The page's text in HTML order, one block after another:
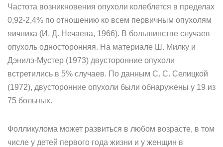
Частота возникновения опухоли колеблется в пределах
0,92-2,4% по отношению ко всем первичным опухолям
яичника (И. Д. Нечаева, 1966). В большинстве случаев
опухоль односторонняя. На материале Ш. Милку и
Дэнилэ-Мустер (1973) двусторонние опухоли
встретились в 5% случаев. По данным С. С. Селицкой
(1972), двусторонние опухоли были обнаружены у 19 из
75 больных.
Фолликулома может развиться в любом возрасте, в том
числе у детей первого года жизни и у женщин в